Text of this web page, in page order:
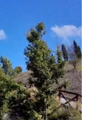
di aprile 2026 a
e dintorni